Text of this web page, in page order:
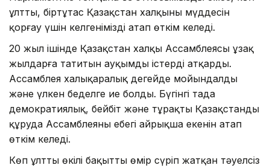
ұлтты, біртұтас Қазақстан халқының мүддесін
қорғау үшін келгенімізді атап өткім келеді.
20 жыл ішінде Қазақстан халқы Ассамблеясы ұзақ
жылдарға татитын ауқымды істерді атқарды.
Ассамблея халықаралық деңгейде мойындалды
және үлкен беделге ие болды. Бүгінгі таңда
демократиялық, бейбіт және тұрақты Қазақстанды
құруда Ассамблеяның еңбегі айрықша екенін атап
өткім келеді.
Көп ұлттың өкілі бақытты өмір сүріп жатқан тәуелсіз